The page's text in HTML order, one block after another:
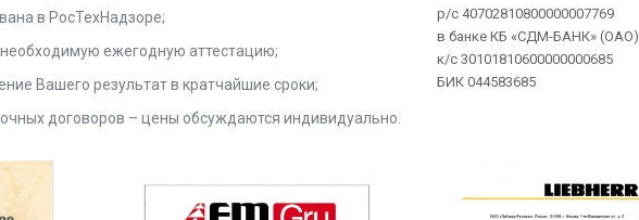
в РосТехНадзоре;
ежегодную аттестацию;
Вашего результат в кратчайшие сроки;
договоров – цены обсуждаются индивидуально.
р/с 40702810800000007769
в банке КБ «СДМ-БАНК» (ОАО)
к/с 30101810600000000685
БИК 044583685